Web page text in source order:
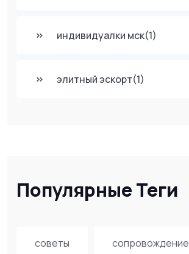
индивидуалки мск(1)
элитный эскорт(1)
Популярные Теги
советы сопровождение